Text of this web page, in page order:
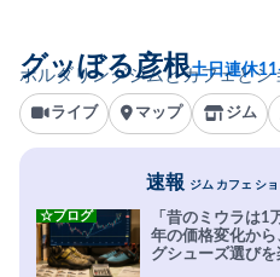
ボルダリングジムとカフェと
グッぼる彦根土日連休
ライブ マップ ジム
速報 ジム カフェ シ
「昔のミウラは1
年の価格変化か
グシューズ選びを
☆ブログ